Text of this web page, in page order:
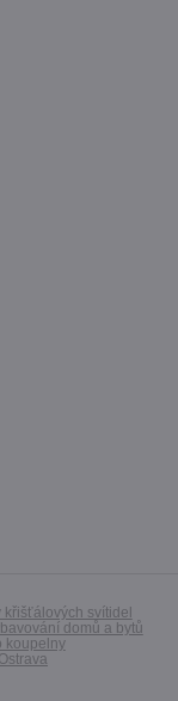
křišťálových svítidel
domů a bytů
koupelny